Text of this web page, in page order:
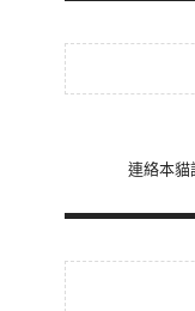
連絡本貓